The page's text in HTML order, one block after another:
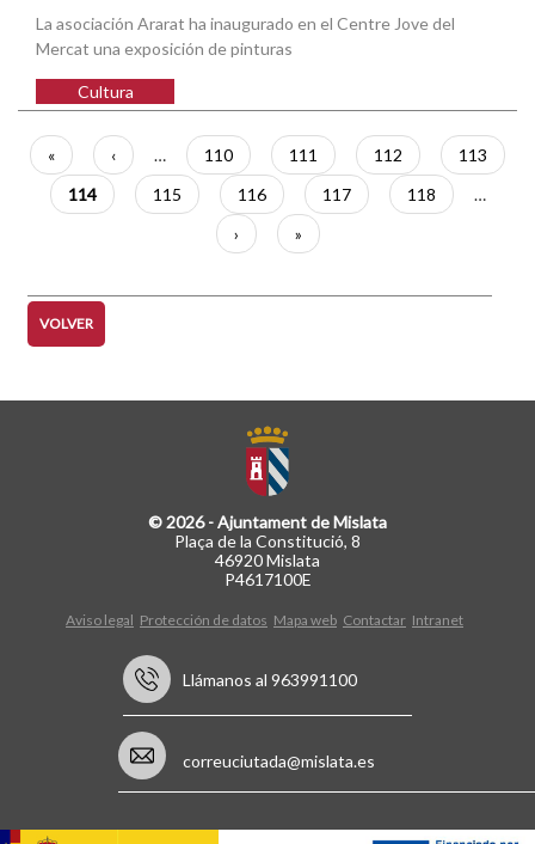
La asociación Ararat ha inaugurado en el Centre Jove del
Mercat una exposición de pinturas
Cultura
Paginación
Primera
página
«
Página
anterior
‹ … Página
110 Página
111 Página
112 Página
113
Página
actual
114 Página
115 Página
116 Página
117 Página
118
…
Siguiente
página
›
Última
página
»
VOLVER
© 2026 - Ajuntament de Mislata
Plaça de la Constitució, 8
46920 Mislata
P4617100E
Aviso legal Protección de datos Mapa web Contactar Intranet
Llámanos al 963991100
correuciutada@mislata.es